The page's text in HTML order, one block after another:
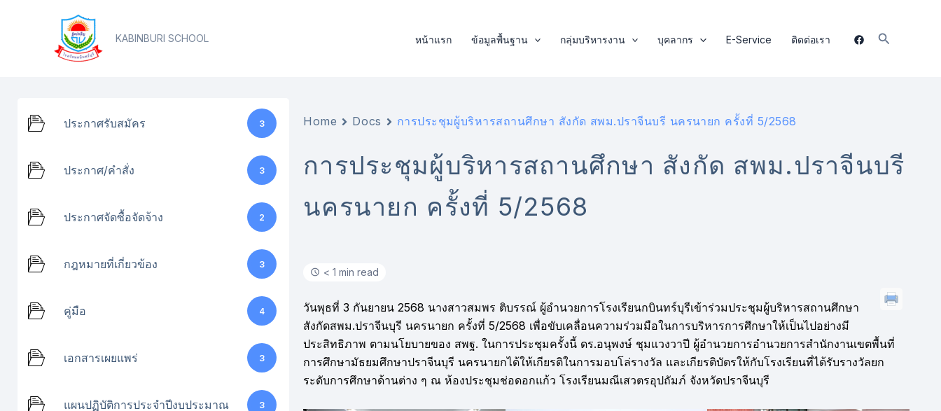
KABINBURI SCHOOL หน้าแรก ข้อมูลพื้นฐาน กลุ่มบริหารงาน บุคลากร E-Service ติดต่อเรา Search
ประกาศรับสมัคร 3
ประกาศ/คำสั่ง 3
ประกาศจัดซื้อจัดจ้าง 2
กฎหมายที่เกี่ยวข้อง 3
คู่มือ 4
เอกสารเผยแพร่ 3
แผนปฏิบัติการประจำปีงบประมาณ 3
Home Docs การประชุมผู้บริหารสถานศึกษา สังกัด สพม.ปราจีนบรี นครนายก ครั้งที่ 5/2568
การประชุมผู้บริหารสถานศึกษา สังกัด สพม.ปราจีนบรี
นครนายก ครั้งที่ 5/2568
< 1 min read
วันพุธที่ 3 กันยายน 2568 นางสาวสมพร ติบรรณ์ ผู้อำนวยการโรงเรียนกบินทร์บุรีเข้าร่วมประชุมผู้บริหารสถานศึกษา
สังกัดสพม.ปราจีนบุรี นครนายก ครั้งที่ 5/2568 เพื่อขับเคลื่อนความร่วมมือในการบริหารการศึกษาให้เป็นไปอย่างมี
ประสิทธิภาพ ตามนโยบายของ สพฐ. ในการประชุมครั้งนี้ ดร.อนุพงษ์ ชุมแวงวาปี ผู้อำนวยการอำนวยการสำนักงานเขตพื้นที่
การศึกษามัธยมศึกษาปราจีนบุรี นครนายกได้ให้เกียรติในการมอบโล่รางวัล และเกียรติบัตรให้กับโรงเรียนที่ได้รับรางวัลยก
ระดับการศึกษาด้านต่าง ๆ ณ ห้องประชุมช่อดอกแก้ว โรงเรียนมณีเสวตรอุปถัมภ์ จังหวัดปราจีนบุรี